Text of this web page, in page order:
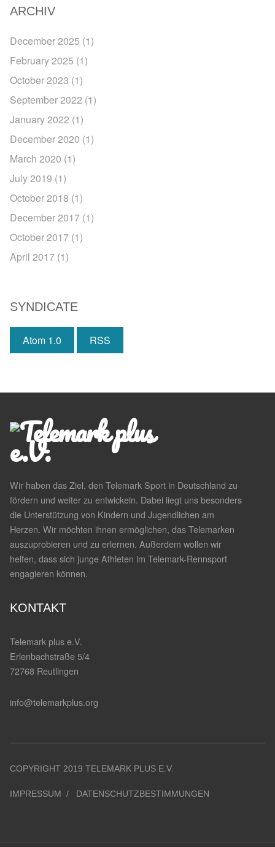
ARCHIV
December 2025 (1)
February 2025 (1)
October 2023 (1)
September 2022 (1)
January 2022 (1)
December 2020 (1)
March 2020 (1)
July 2019 (1)
October 2018 (1)
December 2017 (1)
October 2017 (1)
April 2017 (1)
SYNDICATE
Atom 1.0 RSS
Wir haben das Ziel, den Telemark Sport in Deutschland zu
fördern und weiter zu entwickeln. Dabei liegt uns besonders
die Unterstützung von Kindern und Jugendlichen am
Herzen. Wir möchten ihnen ermöglichen, das Telemarken
auszuprobieren und zu erlernen. Außerdem wollen wir
helfen, dass sich junge Athleten im Telemark-Rennsport
engagieren können.
KONTAKT
Telemark plus e.V.
Erlenbachstraße 5/4
72768 Reutlingen
info@telemarkplus.org
COPYRIGHT 2019 TELEMARK PLUS E.V.
IMPRESSUM DATENSCHUTZBESTIMMUNGEN